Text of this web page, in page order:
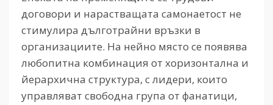
договори и нарастващата самонаетост не
стимулира дълготрайни връзки в
организациите. На нейно място се появява
любопитна комбинация от хоризонтална и
йерархична структура, с лидери, които
управляват свободна група от фанатици,